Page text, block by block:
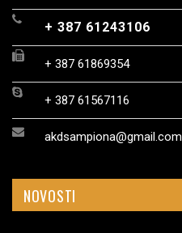
+ 387 61243106
+ 387 61869354
+ 387 61567116
akdsampiona@gmail.com
NOVOSTI